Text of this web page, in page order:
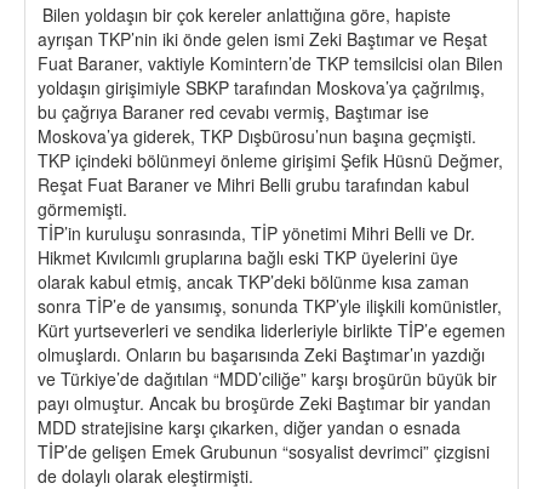
Bilen yoldaşın bir çok kereler anlattığına göre, hapiste
ayrışan TKP’nin iki önde gelen ismi Zeki Baştımar ve Reşat
Fuat Baraner, vaktiyle Komintern’de TKP temsilcisi olan Bilen
yoldaşın girişimiyle SBKP tarafından Moskova’ya çağrılmış,
bu çağrıya Baraner red cevabı vermiş, Baştımar ise
Moskova’ya giderek, TKP Dışbürosu’nun başına geçmişti.
TKP içindeki bölünmeyi önleme girişimi Şefik Hüsnü Değmer,
Reşat Fuat Baraner ve Mihri Belli grubu tarafından kabul
görmemişti.
TİP’in kuruluşu sonrasında, TİP yönetimi Mihri Belli ve Dr.
Hikmet Kıvılcımlı gruplarına bağlı eski TKP üyelerini üye
olarak kabul etmiş, ancak TKP’deki bölünme kısa zaman
sonra TİP’e de yansımış, sonunda TKP’yle ilişkili komünistler,
Kürt yurtseverleri ve sendika liderleriyle birlikte TİP’e egemen
olmuşlardı. Onların bu başarısında Zeki Baştımar’ın yazdığı
ve Türkiye’de dağıtılan “MDD’ciliğe” karşı broşürün büyük bir
payı olmuştur. Ancak bu broşürde Zeki Baştımar bir yandan
MDD stratejisine karşı çıkarken, diğer yandan o esnada
TİP’de gelişen Emek Grubunun “sosyalist devrimci” çizgisni
de dolaylı olarak eleştirmişti.